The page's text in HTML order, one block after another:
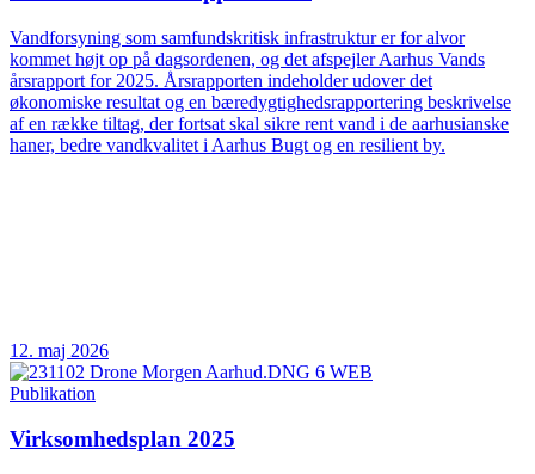
Vandforsyning som samfundskritisk infrastruktur er for alvor
kommet højt op på dagsordenen, og det afspejler Aarhus Vands
årsrapport for 2025. Årsrapporten indeholder udover det
økonomiske resultat og en bæredygtighedsrapportering beskrivelse
af en række tiltag, der fortsat skal sikre rent vand i de aarhusianske
haner, bedre vandkvalitet i Aarhus Bugt og en resilient by.
12. maj 2026
Publikation
Virksomhedsplan 2025